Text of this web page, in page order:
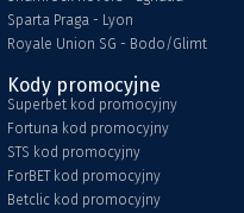
Sparta Praga - Lyon
Royale Union SG - Bodo/Glimt
Kody promocyjne
Superbet kod promocyjny
Fortuna kod promocyjny
STS kod promocyjny
ForBET kod promocyjny
Betclic kod promocyjny